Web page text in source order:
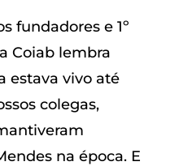
fundadores e 1º
Coiab lembra
estava vivo até
colegas,
na época. E